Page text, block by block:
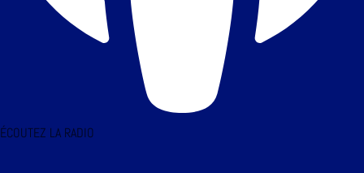
ÉCOUTEZ LA RADIO